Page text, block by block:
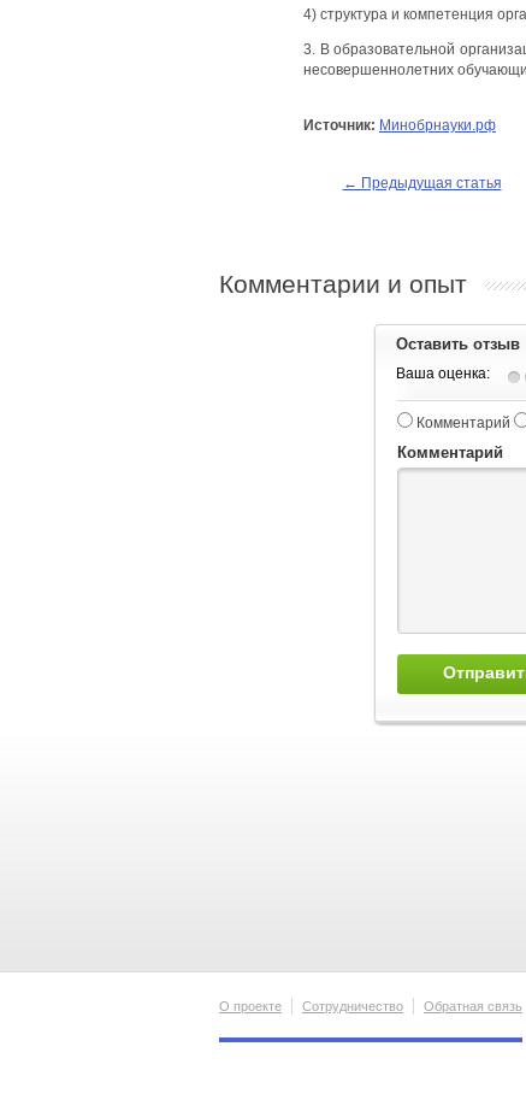
4) структура и компетенция
3. В образовательной
несовершеннолетних
Источник: Минобрнауки.рф
← Предыдущая статья
Комментарии и опыт
Оставить отзыв
Ваша оценка:
Комментарий
Комментарий
О проекте Сотрудничество Обратная связь